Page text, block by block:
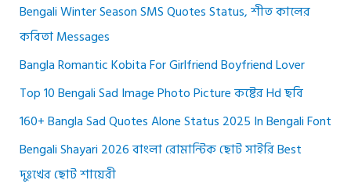
Bengali Winter Season SMS Quotes Status, শীত কালের
কবিতা Messages
Bangla Romantic Kobita For Girlfriend Boyfriend Lover
Top 10 Bengali Sad Image Photo Picture কষ্টের Hd ছবি
160+ Bangla Sad Quotes Alone Status 2025 In Bengali Font
Bengali Shayari 2026 বাংলা রোমান্টিক ছোট সাইরি Best
দুঃখের ছোট শায়েরী